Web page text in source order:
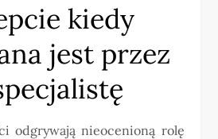
kiedy
jest przez
odgrywają nieocenioną rolę